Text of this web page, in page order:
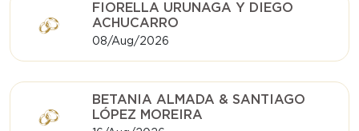
FIORELLA URUNAGA Y DIEGO
ACHUCARRO
08/Aug/2026
BETANIA ALMADA & SANTIAGO
LÓPEZ MOREIRA